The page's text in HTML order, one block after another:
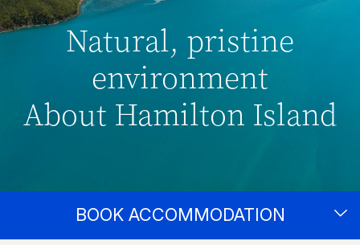
Natural, pristine
environment
About Hamilton Island
BOOK ACCOMMODATION